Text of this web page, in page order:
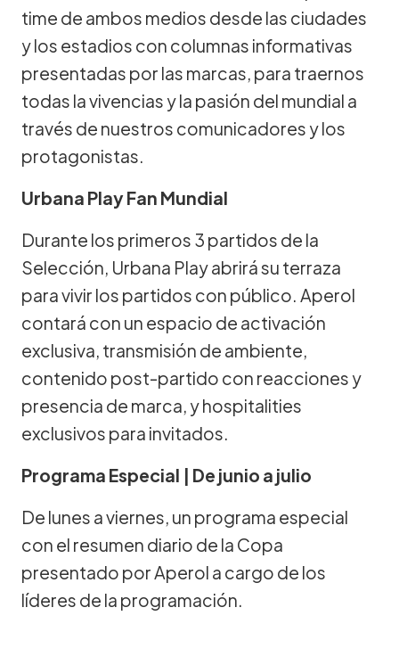
time de ambos medios desde las ciudades
y los estadios con columnas informativas
presentadas por las marcas, para traernos
todas la vivencias y la pasión del mundial a
través de nuestros comunicadores y los
protagonistas.
Urbana Play Fan Mundial
Durante los primeros 3 partidos de la
Selección, Urbana Play abrirá su terraza
para vivir los partidos con público. Aperol
contará con un espacio de activación
exclusiva, transmisión de ambiente,
contenido post-partido con reacciones y
presencia de marca, y hospitalities
exclusivos para invitados.
Programa Especial | De junio a julio
De lunes a viernes, un programa especial
con el resumen diario de la Copa
presentado por Aperol a cargo de los
líderes de la programación.